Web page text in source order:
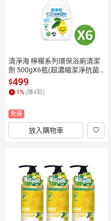
清淨海 檸檬系列環保浴廁清潔
劑 500gX6瓶(超濃縮潔淨抗菌
配方)
$499
1% (賺4點)
免運
放入購物車